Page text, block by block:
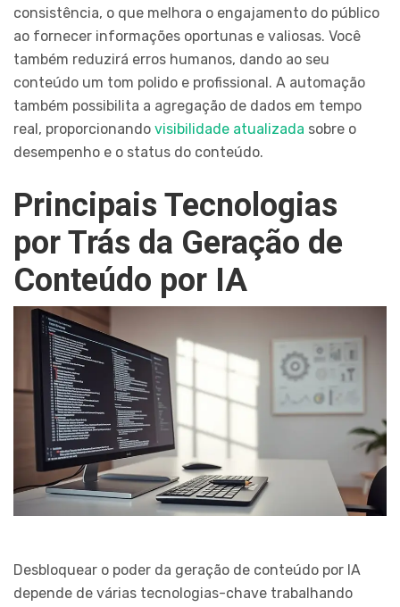
consistência, o que melhora o engajamento do público
ao fornecer informações oportunas e valiosas. Você
também reduzirá erros humanos, dando ao seu
conteúdo um tom polido e profissional. A automação
também possibilita a agregação de dados em tempo
real, proporcionando visibilidade atualizada sobre o
desempenho e o status do conteúdo.
Principais Tecnologias
por Trás da Geração de
Conteúdo por IA
Desbloquear o poder da geração de conteúdo por IA
depende de várias tecnologias-chave trabalhando